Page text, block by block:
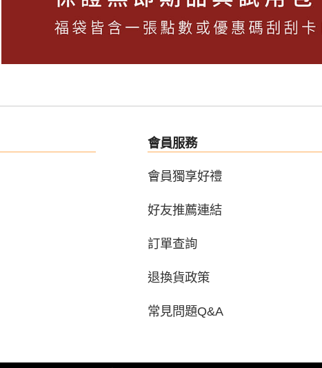
會員服務
會員獨享好禮
好友推薦連結
訂單查詢
退換貨政策
常見問題Q&A